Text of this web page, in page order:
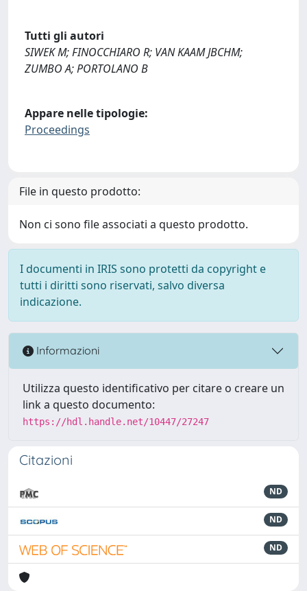
Tutti gli autori
SIWEK M; FINOCCHIARO R; VAN KAAM JBCHM;
ZUMBO A; PORTOLANO B
Appare nelle tipologie:
Proceedings
File in questo prodotto:
Non ci sono file associati a questo prodotto.
I documenti in IRIS sono protetti da copyright e
tutti i diritti sono riservati, salvo diversa
indicazione.
Informazioni
Utilizza questo identificativo per citare o creare un
link a questo documento:
https://hdl.handle.net/10447/27247
Citazioni
ND
ND
ND